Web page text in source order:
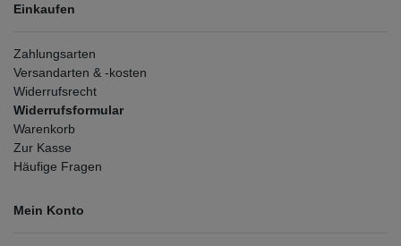
Einkaufen
Zahlungsarten
Versandarten & -kosten
Widerrufsrecht
Widerrufsformular
Warenkorb
Zur Kasse
Häufige Fragen
Mein Konto